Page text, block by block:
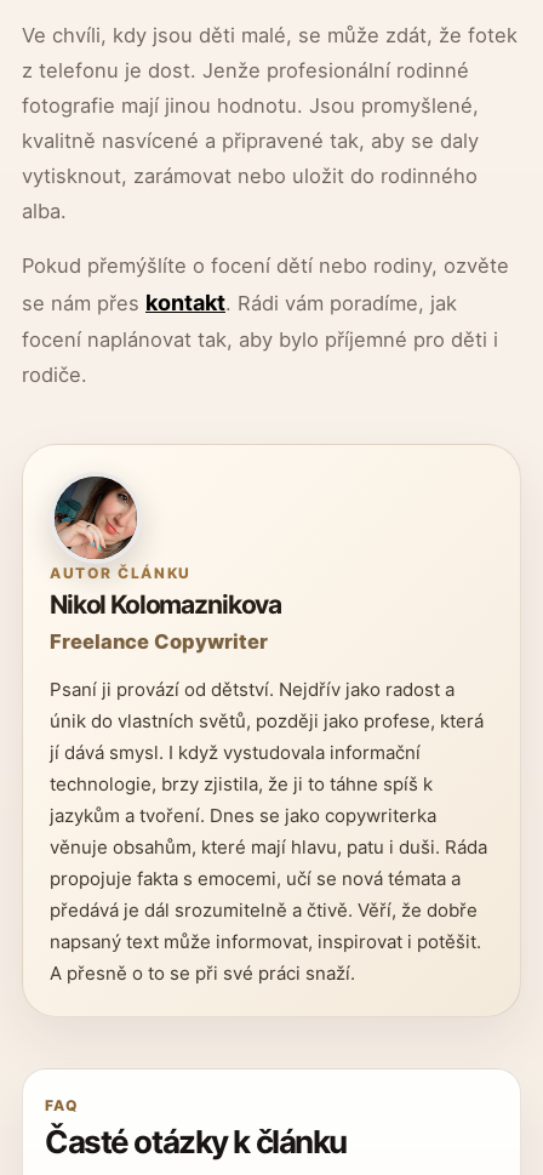
Ve chvíli, kdy jsou děti malé, se může zdát, že fotek
z telefonu je dost. Jenže profesionální rodinné
fotografie mají jinou hodnotu. Jsou promyšlené,
kvalitně nasvícené a připravené tak, aby se daly
vytisknout, zarámovat nebo uložit do rodinného
alba.
Pokud přemýšlíte o focení dětí nebo rodiny, ozvěte
se nám přes kontakt. Rádi vám poradíme, jak
focení naplánovat tak, aby bylo příjemné pro děti i
rodiče.
AUTOR ČLÁNKU
Nikol Kolomaznikova
Freelance Copywriter
Psaní ji provází od dětství. Nejdřív jako radost a
únik do vlastních světů, později jako profese, která
jí dává smysl. I když vystudovala informační
technologie, brzy zjistila, že ji to táhne spíš k
jazykům a tvoření. Dnes se jako copywriterka
věnuje obsahům, které mají hlavu, patu i duši. Ráda
propojuje fakta s emocemi, učí se nová témata a
předává je dál srozumitelně a čtivě. Věří, že dobře
napsaný text může informovat, inspirovat i potěšit.
A přesně o to se při své práci snaží.
FAQ
Časté otázky k článku